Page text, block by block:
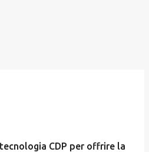
CDP per offrire la